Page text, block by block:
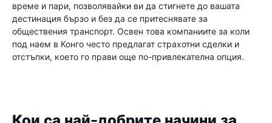
време и пари, позволявайки ви да стигнете до вашата
дестинация бързо и без да се притеснявате за
обществения транспорт. Освен това компаниите за коли
под наем в Конго често предлагат страхотни сделки и
отстъпки, което го прави още по-привлекателна опция.